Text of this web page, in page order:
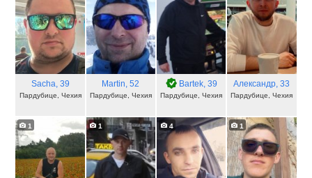
Sacha, 39
Пардубице, Чехия
Martin, 52
Пардубице, Чехия
Bartek, 39
Пардубице, Чехия
Александр, 33
Пардубице, Чехия
1 1 4 1